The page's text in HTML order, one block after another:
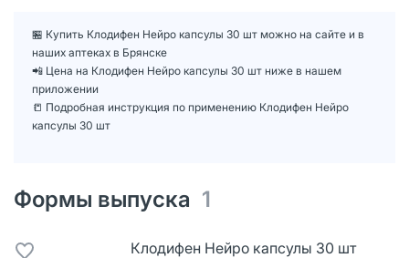
🏪 Купить Клодифен Нейро капсулы 30 шт можно на сайте и в
наших аптеках в Брянске
📲 Цена на Клодифен Нейро капсулы 30 шт ниже в нашем
приложении
📒 Подробная инструкция по применению Клодифен Нейро
капсулы 30 шт
Формы выпуска 1
Клодифен Нейро капсулы 30 шт